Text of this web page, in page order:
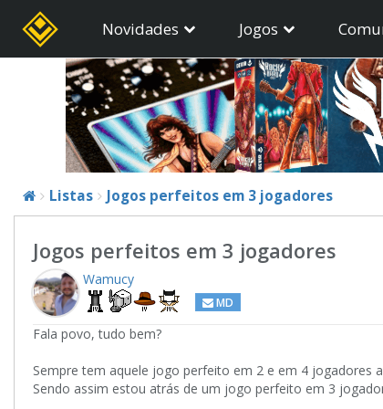
Novidades Jogos
Listas Jogos perfeitos em 3 jogadores
Jogos perfeitos em 3 jogadores
Wamucy
MD
Fala povo, tudo bem?
Sempre tem aquele jogo perfeito em 2 e em 4
Sendo assim estou atrás de um jogo perfeito em 3